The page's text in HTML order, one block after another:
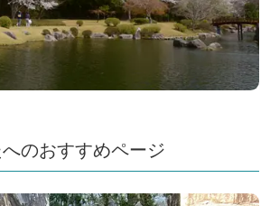
のおすすめページ